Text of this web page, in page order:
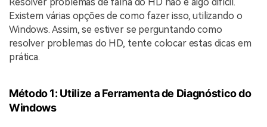
Existem várias opções de como fazer isso, utilizando o
Windows. Assim, se estiver se perguntando como
resolver problemas do HD, tente colocar estas dicas em
prática.
Método 1: Utilize a Ferramenta de Diagnóstico do
Windows